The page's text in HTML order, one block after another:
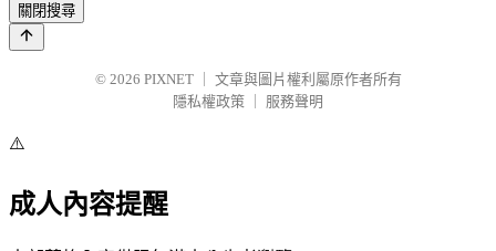
關閉搜尋
© 2026 PIXNET
文章與圖片權利屬原作者所有
隱私權政策
服務聲明
⚠️
成人內容提醒